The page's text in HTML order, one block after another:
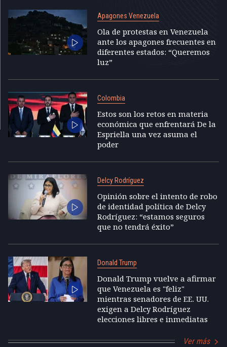
Apagones Venezuela
Ola de protestas en Venezuela
ante los apagones frecuentes en
diferentes estados: “Queremos
luz”
Colombia
Estos son los retos en materia
económica que enfrentará De la
Espriella una vez asuma el
poder
Delcy Rodríguez
Opinión sobre el intento de robo
de identidad política de Delcy
Rodríguez: “estamos seguros
que no tendrá éxito”
Donald Trump
Donald Trump vuelve a afirmar
que Venezuela es "feliz"
mientras senadores de EE. UU.
exigen a Delcy Rodríguez
elecciones libres e inmediatas
Ver más